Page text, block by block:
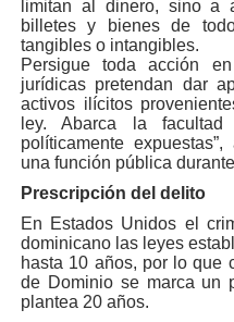
limitan al dinero, sino a
billetes y bienes de
tangibles o intangibles.
Persigue toda acción
jurídicas pretendan dar
activos ilícitos
ley. Abarca la
políticamente
una función pública
Prescripción del delito
En Estados Unidos el
dominicano las leyes
hasta 10 años, por lo que
de Dominio se marca un
plantea 20 años.